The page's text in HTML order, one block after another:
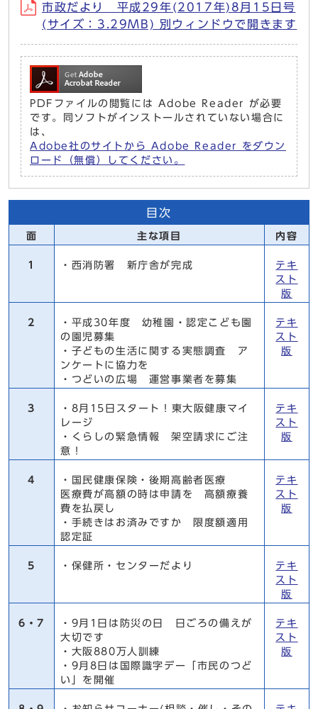
市政だより 平成29年(2017年)8月15日号
(サイズ：3.29MB) 別ウィンドウで開きます
PDFファイルの閲覧には Adobe Reader が必要
です。同ソフトがインストールされていない場合に
は、
Adobe社のサイトから Adobe Reader をダウン
ロード（無償）してください。
目次
面 主な項目 内容
1 ・西消防署 新庁舎が完成
テキ
スト
版
2
・平成30年度 幼稚園・認定こども園
の園児募集
・子どもの生活に関する実態調査 ア
ンケートに協力を
・つどいの広場 運営事業者を募集
テキ
スト
版
3
・8月15日スタート！東大阪健康マイ
レージ
・くらしの緊急情報 架空請求にご注
意！
テキ
スト
版
4
・国民健康保険・後期高齢者医療
医療費が高額の時は申請を 高額療養
費を払戻し
・手続きはお済みですか 限度額適用
認定証
テキ
スト
版
5 ・保健所・センターだより
テキ
スト
版
6・7
・9月1日は防災の日 日ごろの備えが
大切です
・大阪880万人訓練
・9月8日は国際識字デー「市民のつど
い」を開催
テキ
スト
版